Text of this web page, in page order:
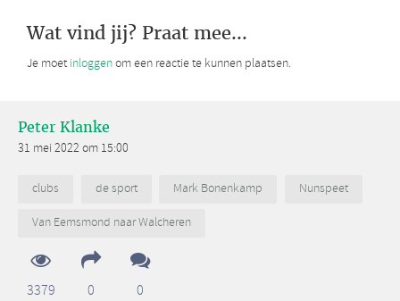
Wat vind jij? Praat mee...
Je moet inloggenom een reactie te kunnen plaatsen.
Peter Klanke
31 mei 2022 om 15:00
clubs de sport Mark Bonenkamp
Nunspeet
Van Eemsmond naar Walcheren
3379 0 0